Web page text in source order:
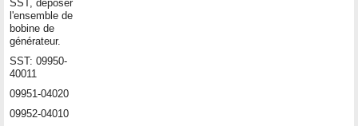
SST, déposer
l'ensemble de
bobine de
générateur.
SST: 09950-
40011
09951-04020
09952-04010